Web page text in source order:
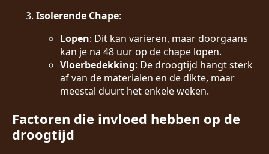
Isolerende Chape:
Lopen: Dit kan variëren, maar doorgaans
kan je na 48 uur op de chape lopen.
Vloerbedekking: De droogtijd hangt sterk
af van de materialen en de dikte, maar
meestal duurt het enkele weken.
Factoren die invloed hebben op de
droogtijd